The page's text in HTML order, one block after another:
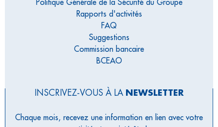
Rapports d'activités
FAQ
Suggestions
Commission bancaire
BCEAO
INSCRIVEZ-VOUS À LA NEWSLETTER
Chaque mois, recevez une information en lien avec votre